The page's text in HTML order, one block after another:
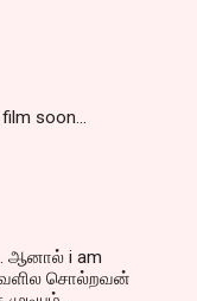
soon...
ஆனால் i am
சொல்றவன்